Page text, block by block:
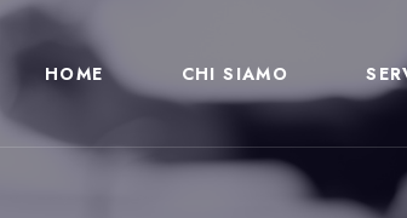
HOME CHI SIAMO